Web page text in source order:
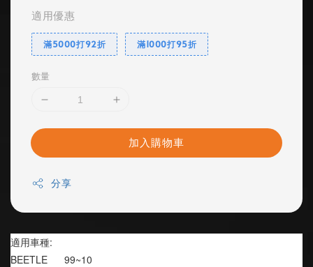
適用優惠
滿5000打92折 滿1000打95折
數量
加入購物車
分享
適用車種:
BEETLE      99~10